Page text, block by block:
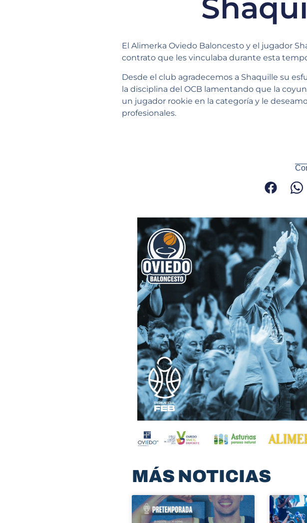
El Alimerka Oviedo Baloncesto y el jugador
contrato que les vinculaba durante esta
Desde el club agradecemos a Shaquille su
la disciplina del OCB lamentando que la
un jugador rookie en la categoría y le
profesionales.
MÁS NOTICIAS